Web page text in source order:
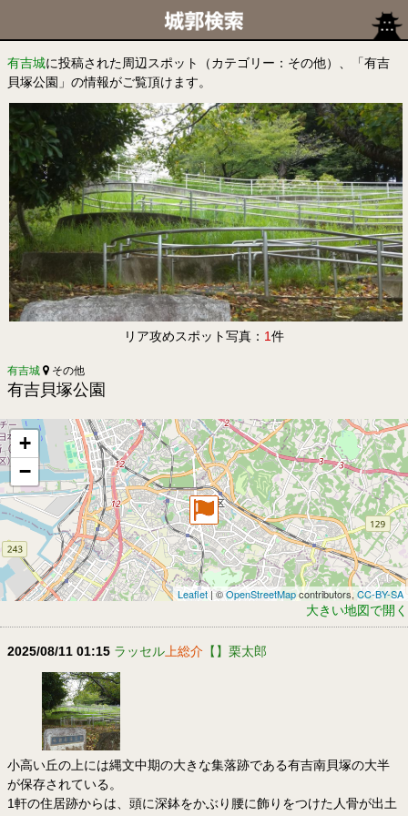
有吉城に投稿された周辺スポット（カテゴリー：その他）、「有吉
貝塚公園」の情報がご覧頂けます。
リア攻めスポット写真： 1件
有吉城 その他
有吉貝塚公園
+
−
Leaflet| ©OpenStreetMapcontributors,CC-BY-SA
大きい地図で開く
2025/08/11 01:15 ラッセル 上総介 【】栗太郎
小高い丘の上には縄文中期の大きな集落跡である有吉南貝塚の大半
が保存されている。
1軒の住居跡からは、頭に深鉢をかぶり腰に飾りをつけた人骨が出土